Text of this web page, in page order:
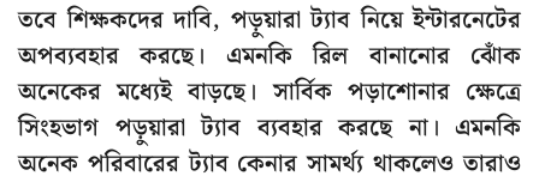
তবে শিক্ষকদের দাবি, পড়ুয়ারা ট্যাব নিয়ে ইন্টারনেটের
অপব্যবহার করছে। এমনকি রিল বানানোর ঝোঁক
অনেকের মধ্যেই বাড়ছে। সার্বিক পড়াশোনার ক্ষেত্রে
সিংহভাগ পড়ুয়ারা ট্যাব ব্যবহার করছে না। এমনকি
অনেক পরিবারের ট্যাব কেনার সামর্থ্য থাকলেও তারাও